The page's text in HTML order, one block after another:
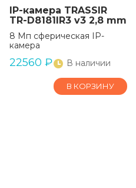
IP-камера TRASSIR
TR-D8181IR3 v3 2,8 mm
8 Мп сферическая IP-
камера
22560 ₽ В наличии
В КОРЗИНУ